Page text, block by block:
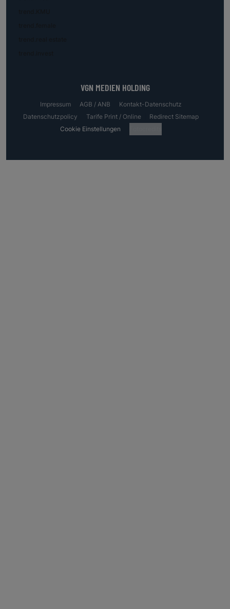
VGN MEDIEN HOLDING
Impressum AGB / ANB
Kontakt-Datenschutz
Datenschutzpolicy
Tarife Print / Online
Redirect Sitemap
Cookie Einstellungen